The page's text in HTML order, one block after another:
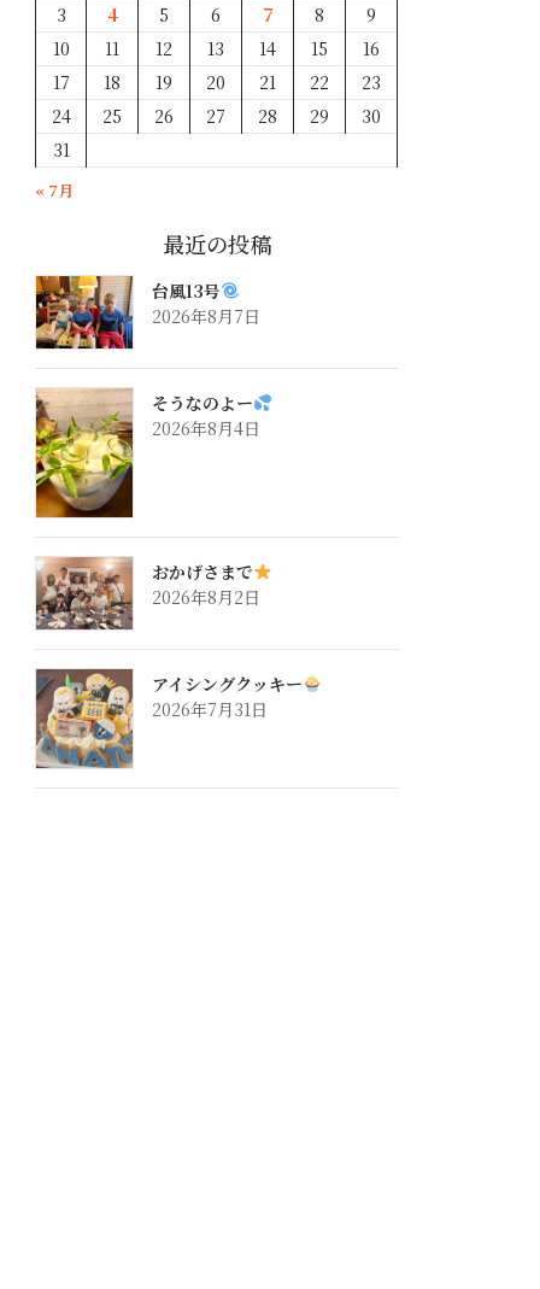
3
4 5 6 7 8
9
10
11 12 13 14 15
16
17
18 19 20 21 22
23
24
25 26 27 28 29
30
31
« 7月
最近の投稿
台風13号
2026年8月7日
そうなのよー
2026年8月4日
おかげさまで
2026年8月2日
アイシングクッキー
2026年7月31日